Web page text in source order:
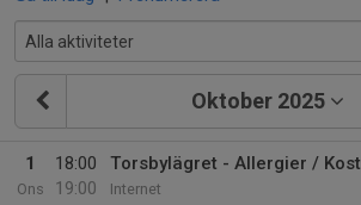
Oktober 2025
1
Ons
18:00
19:00
Torsbylägret - Allergier / Kost
Internet